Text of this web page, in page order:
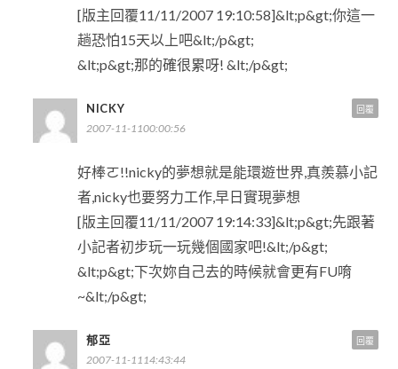
[版主回覆11/11/2007 19:10:58]&lt;p&gt;你這一
趟恐怕15天以上吧&lt;/p&gt;
&lt;p&gt;那的確很累呀! &lt;/p&gt;
NICKY
2007-11-1100:00:56
好棒ㄛ!!nicky的夢想就是能環遊世界,真羨慕小記
者,nicky也要努力工作,早日實現夢想
[版主回覆11/11/2007 19:14:33]&lt;p&gt;先跟著
小記者初步玩一玩幾個國家吧!&lt;/p&gt;
&lt;p&gt;下次妳自己去的時候就會更有FU唷
~&lt;/p&gt;
回覆
郁亞
2007-11-1114:43:44
回覆